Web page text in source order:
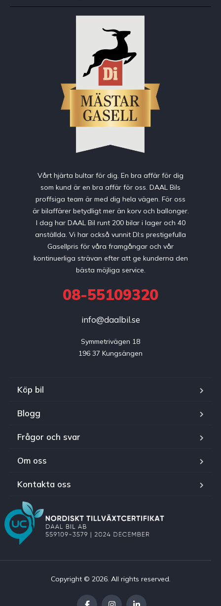
Vårt hjärta bultar för dig. En bra affär för dig
som kund är en bra affär för oss. DAAL Bils
proffsiga team är med dig hela vägen. För oss
är bilaffärer betydligt mer än korv och ballonger.
I dag har DAAL Bil runt 200 bilar i lager och 40
anställda. Vi har också vunnit DI:s prestigefulla
Gasellpris för våra framgångar och vår
kontinuerliga strävan efter att ge kunderna den
bästa möjliga service.
08-55109320
info@daalbil.se
Symmetrivägen 18
196 37 Kungsängen
Köp bil
Blogg
Frågor och svar
Om oss
Kontakta oss
Copyright © 2026. All rights reserved.